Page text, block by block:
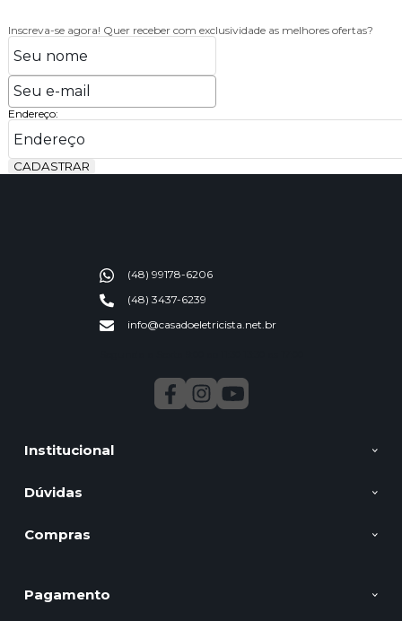
Inscreva-se agora! Quer receber com exclusividade as melhores ofertas?
Endereço:
CADASTRAR
Institucional
Dúvidas
Compras
(48) 99178-6206
(48) 3437-6239
info@casadoeletricista.net.br
Pagamento